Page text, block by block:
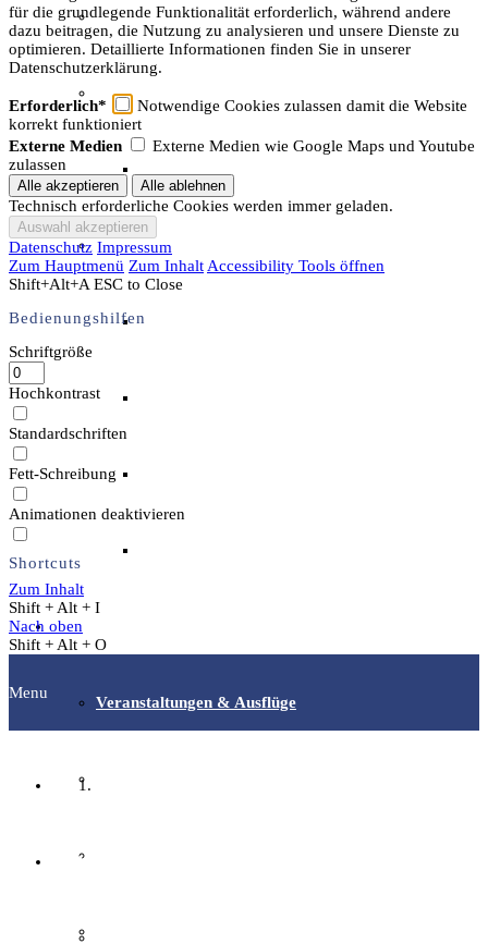
Unser Team & Mitmachen
Sachsenhof-Zentrum
Wissenswertes
Geschichtliche der Sachsen
Angebote & Aktionen
Veranstaltungen & Ausflüge
für die grundlegende Funktionalität erforderlich, während andere
dazu beitragen, die Nutzung zu analysieren und unsere Dienste zu
optimieren. Detaillierte Informationen finden Sie in unserer
Datenschutzerklärung.
Erforderlich*
Notwendige Cookies zulassen damit die Website
korrekt funktioniert
Externe Medien
Externe Medien wie Google Maps und Youtube
zulassen
Technisch erforderliche Cookies werden immer geladen.
Datenschutz Impressum
Zum Hauptmenü Zum Inhalt Accessibility Tools öffnen
Shift+Alt+A ESC to Close
Bedienungshilfen
Schriftgröße
Hochkontrast
Standardschriften
Fett-Schreibung
Animationen deaktivieren
Shortcuts
Zum Inhalt
Shift + Alt + I
Nach oben
Shift + Alt + O
Menu
Fachgruppen